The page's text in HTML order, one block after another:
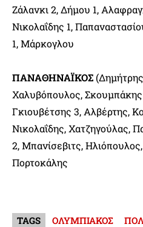
Ζάλανκι 2, Δήμου 1,
Νικολαΐδης 1,
1, Μάρκογλου
ΠΑΝΑΘΗΝΑΪΚΟΣ
Χαλυβόπουλος,
Γκιουβέτσης 3, Αλβέρτης,
Νικολαΐδης, Χατζηγούλας,
2, Μπανίσεβιτς,
Πορτοκάλης
TAGS ΟΛΥΜΠΙΑΚΟΣ